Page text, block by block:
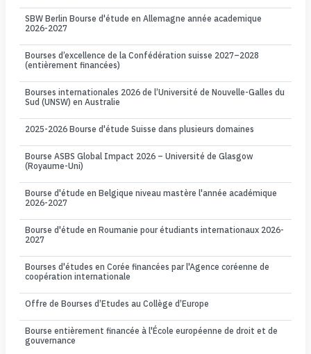
SBW Berlin Bourse d'étude en Allemagne année academique
2026-2027
Bourses d’excellence de la Confédération suisse 2027–2028
(entièrement financées)
Bourses internationales 2026 de l’Université de Nouvelle-Galles du
Sud (UNSW) en Australie
2025-2026 Bourse d'étude Suisse dans plusieurs domaines
Bourse ASBS Global Impact 2026 – Université de Glasgow
(Royaume-Uni)
Bourse d'étude en Belgique niveau mastère l'année académique
2026-2027
Bourse d'étude en Roumanie pour étudiants internationaux 2026-
2027
Bourses d'études en Corée financées par l'Agence coréenne de
coopération internationale
Offre de Bourses d’Etudes au Collège d’Europe
Bourse entièrement financée à l'École européenne de droit et de
gouvernance